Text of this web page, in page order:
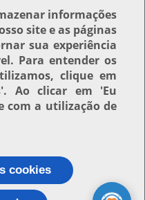
informações
site e as páginas
sua experiência
Para entender os
clique em
. Ao clicar em 'Eu
com a utilização de